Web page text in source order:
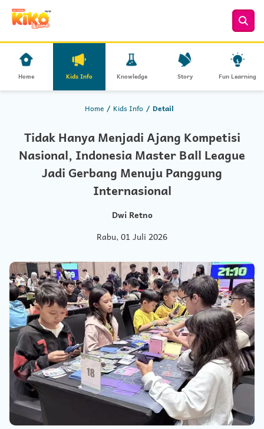
Home Kids Info Knowledge Story Fun Learning
Home Kids Info Detail
Tidak Hanya Menjadi Ajang Kompetisi
Nasional, Indonesia Master Ball League
Jadi Gerbang Menuju Panggung
Internasional
Dwi Retno
Rabu, 01 Juli 2026